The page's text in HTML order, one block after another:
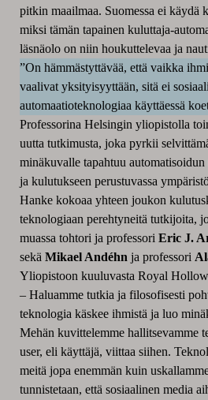
pitkin maailmaa. Suomessa ei käydä
miksi tämän tapainen kuluttaja-
läsnäolo on niin houkuttelevaa ja
”On hämmästyttävää, että vaikka
vaalivat yksityisyyttään, sitä ei
automaatioteknologiaa käyttäessä
Professorina Helsingin yliopistolla
uutta tutkimusta, joka pyrkii
minäkuvalle tapahtuu
ja kulutukseen perustuvassa
Hanke kokoaa yhteen joukon
teknologiaan perehtyneitä tutkijoita,
muassa tohtori ja professori Eric J.
sekä Mikael Andéhn ja professori
Yliopistoon kuuluvasta Royal
– Haluamme tutkia ja filosofisesti
teknologia käskee ihmistä ja luo
Mehän kuvittelemme hallitsevamme
user, eli käyttäjä, viittaa siihen.
meitä jopa enemmän kuin
tunnistetaan, että sosiaalinen media